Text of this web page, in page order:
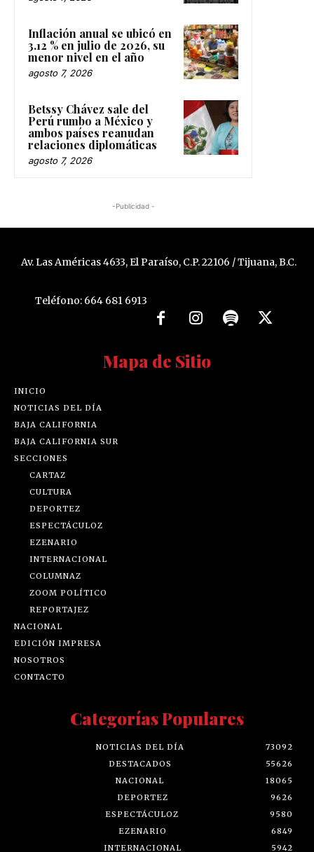
Inflación anual se ubicó en
3.12 % en julio de 2026, su
menor nivel en el año
agosto 7, 2026
Betssy Chávez sale del
Perú rumbo a México y
ambos países reanudan
relaciones diplomáticas
agosto 7, 2026
-Publicidad -
Av. Las Américas 4633, El Paraíso, C.P. 22106 / Tijuana, B.C.
Teléfono: 664 681 6913
Mapa de Sitio
INICIO
NOTICIAS DEL DÍA
BAJA CALIFORNIA
BAJA CALIFORNIA SUR
SECCIONES
CARTAZ
CULTURA
DEPORTEZ
ESPECTÁCULOZ
EZENARIO
INTERNACIONAL
COLUMNAZ
ZOOM POLÍTICO
REPORTAJEZ
NACIONAL
EDICIÓN IMPRESA
NOSOTROS
CONTACTO
Categorías Populares
NOTICIAS DEL DÍA
73092
DESTACADOS
55626
NACIONAL
18065
DEPORTEZ
9626
ESPECTÁCULOZ
9580
EZENARIO
6849
INTERNACIONAL
5942